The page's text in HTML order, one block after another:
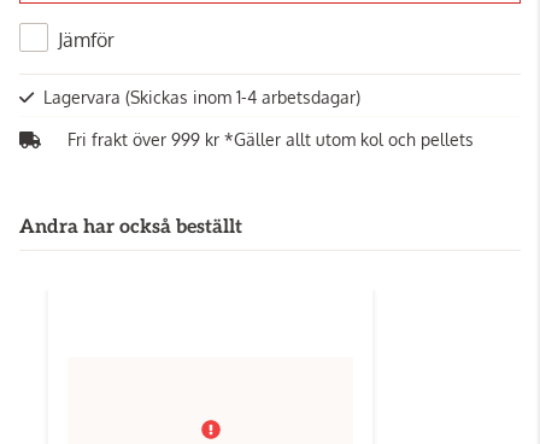
Jämför
Lagervara (Skickas inom 1-4 arbetsdagar)
Fri frakt över 999 kr *Gäller allt utom kol och pellets
Andra har också beställt